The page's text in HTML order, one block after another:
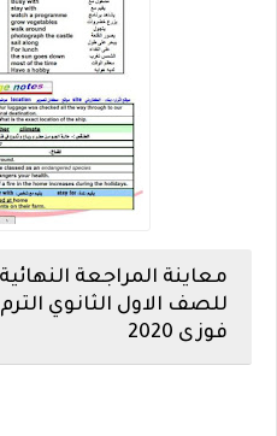
معاينة المراجعة
للصف الاول الثانوي
فوزى 2020